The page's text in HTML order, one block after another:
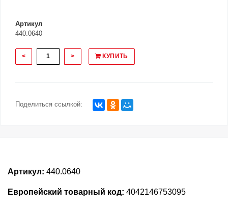
Артикул
440.0640
< > КУПИТЬ
Поделиться ссылкой:
Артикул: 440.0640
Европейский товарный код: 4042146753095